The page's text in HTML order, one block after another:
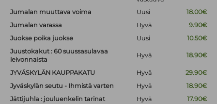
Jumalan muuttava voima Uusi
18.00€
Jumalan varassa
Hyvä
9.90€
Juokse poika juokse
Uusi
10.50€
Juustokakut : 60 suussasulavaa
leivonnaista
Hyvä 18.90€
JYVÄSKYLÄN KAUPPAKATU Hyvä
29.90€
Jyväskylän seutu - Ihmistä varten
Hyvä
18.90€
Jättijuhla : jouluenkelin tarinat
Hyvä
17.90€